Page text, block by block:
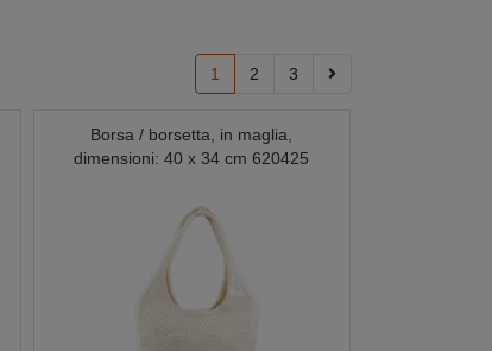
1 2 3
Borsa / borsetta, in maglia,
dimensioni: 40 x 34 cm 620425